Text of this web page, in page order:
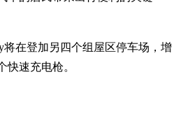
将在登加另四个组屋区停车场，增
快速充电枪。